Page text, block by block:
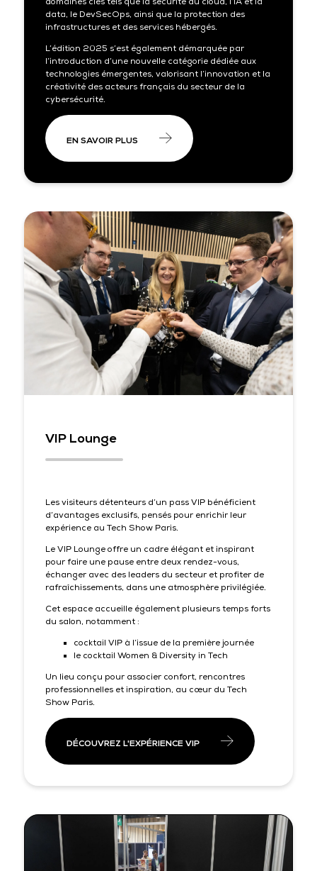
data, le DevSecOps, ainsi que la protection des
infrastructures et des services hébergés.
L’édition 2025 s’est également démarquée par
l’introduction d’une nouvelle catégorie dédiée aux
technologies émergentes, valorisant l’innovation et la
créativité des acteurs français du secteur de la
cybersécurité.
EN SAVOIR PLUS
VIP Lounge
Les visiteurs détenteurs d’un pass VIP bénéficient
d’avantages exclusifs, pensés pour enrichir leur
expérience au Tech Show Paris.
Le VIP Lounge offre un cadre élégant et inspirant
pour faire une pause entre deux rendez-vous,
échanger avec des leaders du secteur et profiter de
rafraîchissements, dans une atmosphère privilégiée.
Cet espace accueille également plusieurs temps forts
du salon, notamment :
cocktail VIP à l’issue de la première journée
le cocktail Women & Diversity in Tech
Un lieu conçu pour associer confort, rencontres
professionnelles et inspiration, au cœur du Tech
Show Paris.
DÉCOUVREZ L'EXPÉRIENCE VIP